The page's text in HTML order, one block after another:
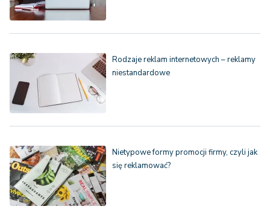
Rodzaje reklam internetowych – reklamy
niestandardowe
Nietypowe formy promocji firmy, czyli jak
się reklamować?